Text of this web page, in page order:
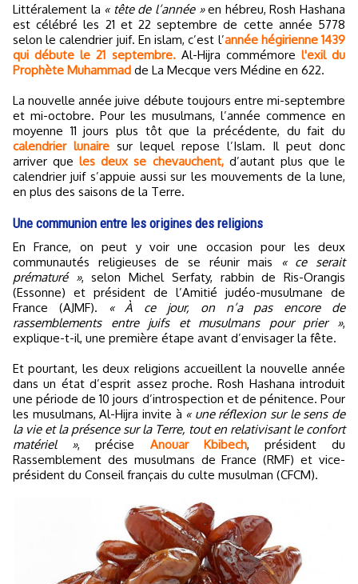
Littéralement la « tête de l’année »en hébreu, Rosh Hashana
est célébré les 21 et 22 septembre de cette année 5778
selon le calendrier juif. En islam, c’est l’année hégirienne 1439
qui débute le 21 septembre.Al-Hijra commémore l'exil du
Prophète Muhammad de La Mecque vers Médine en 622.
La nouvelle année juive débute toujours entre mi-septembre
et mi-octobre. Pour les musulmans, l’année commence en
moyenne 11 jours plus tôt que la précédente, du fait du
calendrier lunaire sur lequel repose l’Islam. Il peut donc
arriver queles deux se chevauchent,d’autant plus que le
calendrier juif s’appuie aussi sur les mouvements de la lune,
en plus des saisons de la Terre.
Une communion entre les origines des religions
En France, on peut y voir une occasion pour les deux
communautés religieuses de se réunir mais
« ce serait
prématuré », selon Michel Serfaty, rabbin de Ris-Orangis
(Essonne) et président de l’Amitié judéo-musulmane de
France (AJMF).
« À ce jour, on n’a pas encore de
rassemblements entre juifs et musulmans pour prier »,
explique-t-il, une première étape avant d’envisager la fête.
Et pourtant, les deux religions accueillent la nouvelle année
dans un état d’esprit assez proche. Rosh Hashana introduit
une période de 10 jours d’introspection et de pénitence. Pour
les musulmans, Al-Hijra invite à « une réflexion sur le sens de
la vie et la présence sur la Terre, tout en relativisant le confort
matériel », précise Anouar Kbibech, président du
Rassemblement des musulmans de France (RMF) et vice-
président du Conseil français du culte musulman (CFCM).